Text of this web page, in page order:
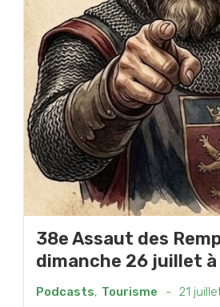
38e Assaut des
dimanche 26 juillet
Podcasts, Tourisme - 21